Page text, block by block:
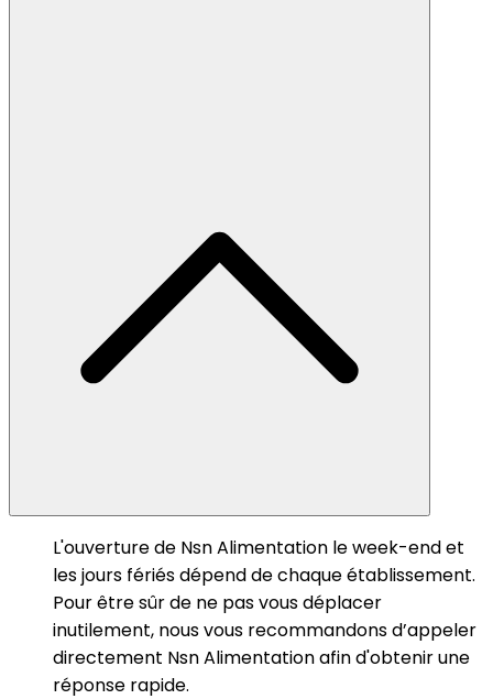
L'ouverture de Nsn Alimentation le week-end et
les jours fériés dépend de chaque établissement.
Pour être sûr de ne pas vous déplacer
inutilement, nous vous recommandons d’appeler
directement Nsn Alimentation afin d'obtenir une
réponse rapide.